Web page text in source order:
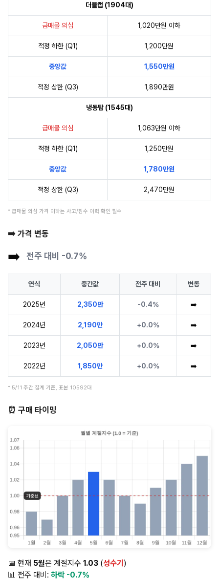
더블캡 (1904대)
급매물 의심 1,020만원 이하
적정 하한 (Q1) 1,200만원
중앙값 1,550만원
적정 상한 (Q3) 1,890만원
냉동탑 (1545대)
급매물 의심 1,063만원 이하
적정 하한 (Q1) 1,250만원
중앙값 1,780만원
적정 상한 (Q3) 2,470만원
* 급매물 의심 가격 이하는 사고/침수 이력 확인 필수
➡️ 가격 변동
➡️ 전주 대비 -0.7%
연식 중간값 전주 대비 변동
2025년 2,350만 -0.4% ➡️
2024년 2,190만 +0.0% ➡️
2023년 2,050만 +0.0% ➡️
2022년 1,850만 +0.0% ➡️
* 5/11 주간 집계 기준, 표본 10592대
⏰ 구매 타이밍
📅 현재 5월은 계절지수 1.03 (성수기 )
📊 전주 대비: 하락 -0.7%